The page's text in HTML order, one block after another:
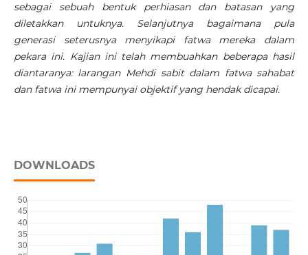
sebagai sebuah bentuk perhiasan dan batasan yang
diletakkan untuknya. Selanjutnya bagaimana pula
generasi seterusnya menyikapi fatwa mereka dalam
pekara ini. Kajian ini telah membuahkan beberapa hasil
diantaranya: larangan Mehdi sabit dalam fatwa sahabat
dan fatwa ini mempunyai objektif yang hendak dicapai.
DOWNLOADS